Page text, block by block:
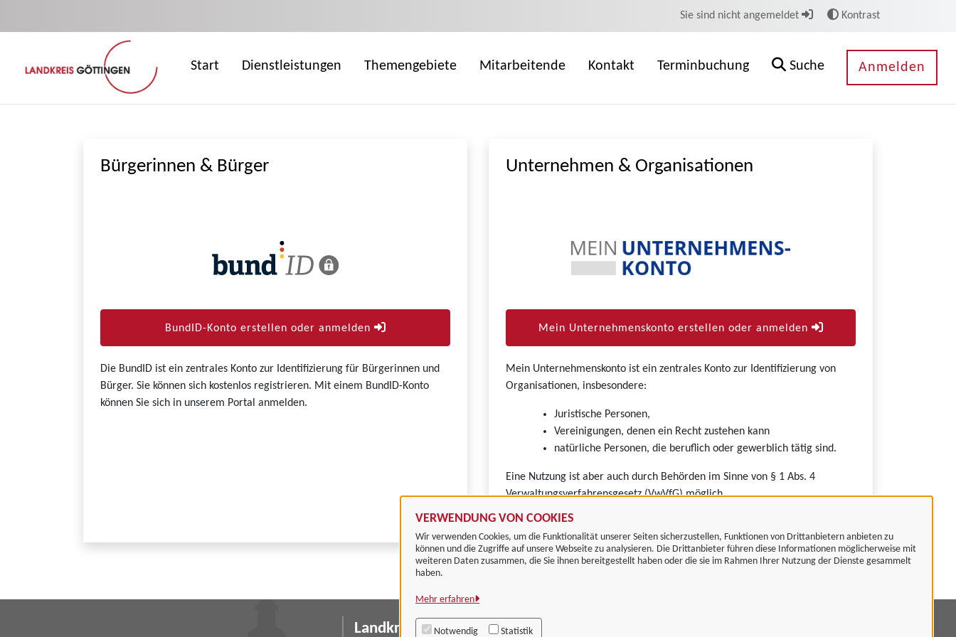
VERWENDUNG VON COOKIES
Wir verwenden Cookies, um die Funktionalität unserer Seiten sicherzustellen, Funktionen von Drittanbietern anbieten zu
können und die Zugriffe auf unsere Webseite zu analysieren. Die Drittanbieter führen diese Informationen möglicherweise mit
weiteren Daten zusammen, die Sie ihnen bereitgestellt haben oder die sie im Rahmen Ihrer Nutzung der Dienste gesammelt
haben.
Mehr erfahren
Notwendig Statistik
Sie sind nicht angemeldet Kontrast
Start Dienstleistungen Themengebiete Mitarbeitende Kontakt Terminbuchung Suche Anmelden
Bürgerinnen & Bürger
BundID-Konto erstellen oder anmelden
Die BundID ist ein zentrales Konto zur Identifizierung für Bürgerinnen und
Bürger. Sie können sich kostenlos registrieren. Mit einem BundID-Konto
können Sie sich in unserem Portal anmelden.
Unternehmen & Organisationen
Mein Unternehmenskonto erstellen oder anmelden
Mein Unternehmenskonto ist ein zentrales Konto zur Identifizierung von
Organisationen, insbesondere:
Juristische Personen,
Vereinigungen, denen ein Recht zustehen kann
natürliche Personen, die beruflich oder gewerblich tätig sind.
Eine Nutzung ist aber auch durch Behörden im Sinne von § 1 Abs. 4
Verwaltungsverfahrensgesetz (VwVfG) möglich.
Landkreis Göttingen